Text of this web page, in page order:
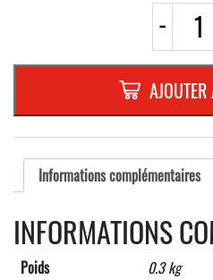
-
BRAS-
EN-
SAILLIE
ALU
mm
Informations complémentaires
INFORMATIONS
Poids 0.3 kg